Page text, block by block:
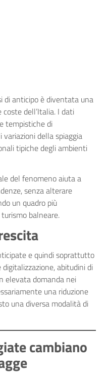
di anticipo è diventata una
dell’Italia. I dati
tempistiche di
della spiaggia
tipiche degli ambienti
del fenomeno aiuta a
senza alterare
un quadro più
balneare.
e quindi soprattutto
abitudini di
elevata domanda nei
una riduzione
una diversa modalità di
cambiano